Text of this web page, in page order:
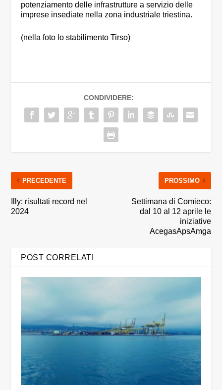
potenziamento delle infrastrutture a servizio delle
imprese insediate nella zona industriale triestina.
(nella foto lo stabilimento Tirso)
CONDIVIDERE:
PRECEDENTE
Illy: risultati record nel
2024
PROSSIMO
Settimana di Comieco:
dal 10 al 12 aprile le
iniziative
AcegasApsAmga
POST CORRELATI